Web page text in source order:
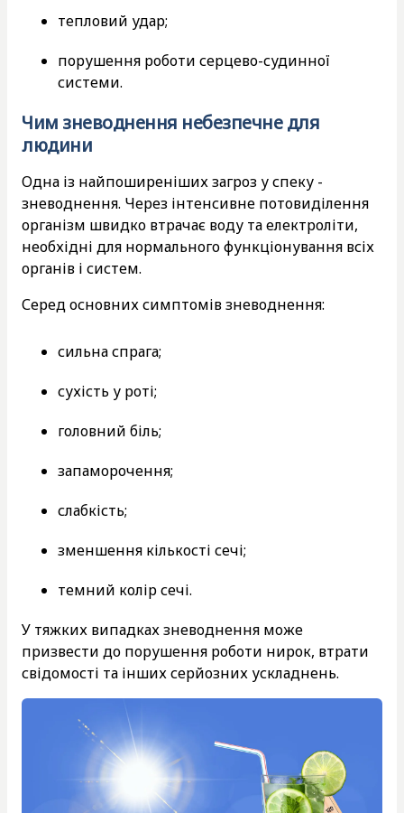
тепловий удар;
порушення роботи серцево-судинної
системи.
Чим зневоднення небезпечне для
людини
Одна із найпоширеніших загроз у спеку -
зневоднення. Через інтенсивне потовиділення
організм швидко втрачає воду та електроліти,
необхідні для нормального функціонування всіх
органів і систем.
Серед основних симптомів зневоднення:
сильна спрага;
сухість у роті;
головний біль;
запаморочення;
слабкість;
зменшення кількості сечі;
темний колір сечі.
У тяжких випадках зневоднення може
призвести до порушення роботи нирок, втрати
свідомості та інших серйозних ускладнень.